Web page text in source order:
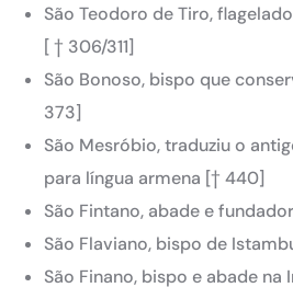
São Teodoro de Tiro,
[ † 306/311]
São Bonoso, bispo que
373]
São Mesróbio, traduziu o
para língua armena [† 440]
São Fintano, abade e
São Flaviano, bispo de
São Finano, bispo e abade na